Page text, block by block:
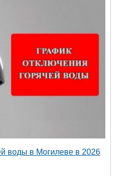
воды в Могилеве в 2026